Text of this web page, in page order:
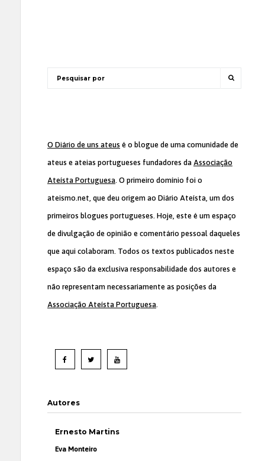
O Diário de uns ateus é o blogue de uma comunidade de
ateus e ateias portugueses fundadores da Associação
Ateísta Portuguesa. O primeiro domínio foi o
ateismo.net, que deu origem ao Diário Ateísta, um dos
primeiros blogues portugueses. Hoje, este é um espaço
de divulgação de opinião e comentário pessoal daqueles
que aqui colaboram. Todos os textos publicados neste
espaço são da exclusiva responsabilidade dos autores e
não representam necessariamente as posições da
Associação Ateísta Portuguesa.
Autores
Ernesto Martins
Eva Monteiro